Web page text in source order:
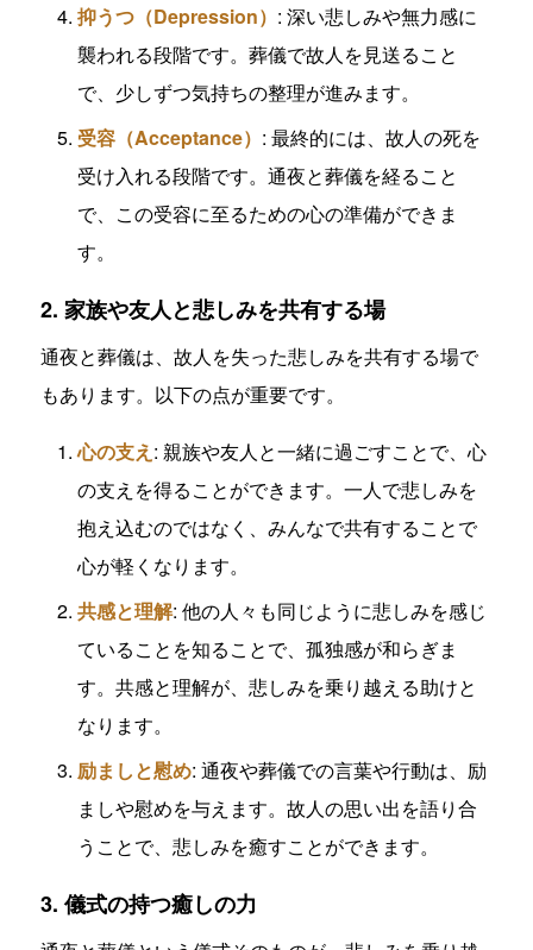
抑うつ（Depression） : 深い悲しみや無力感に
襲われる段階です。葬儀で故人を見送ること
で、少しずつ気持ちの整理が進みます。
受容（Acceptance） : 最終的には、故人の死を
受け入れる段階です。通夜と葬儀を経ること
で、この受容に至るための心の準備ができま
す。
2. 家族や友人と悲しみを共有する場
通夜と葬儀は、故人を失った悲しみを共有する場で
もあります。以下の点が重要です。
心の支え : 親族や友人と一緒に過ごすことで、心
の支えを得ることができます。一人で悲しみを
抱え込むのではなく、みんなで共有することで
心が軽くなります。
共感と理解: 他の人々も同じように悲しみを感じ
ていることを知ることで、孤独感が和らぎま
す。共感と理解が、悲しみを乗り越える助けと
なります。
励ましと慰め: 通夜や葬儀での言葉や行動は、励
ましや慰めを与えます。故人の思い出を語り合
うことで、悲しみを癒すことができます。
3. 儀式の持つ癒しの力